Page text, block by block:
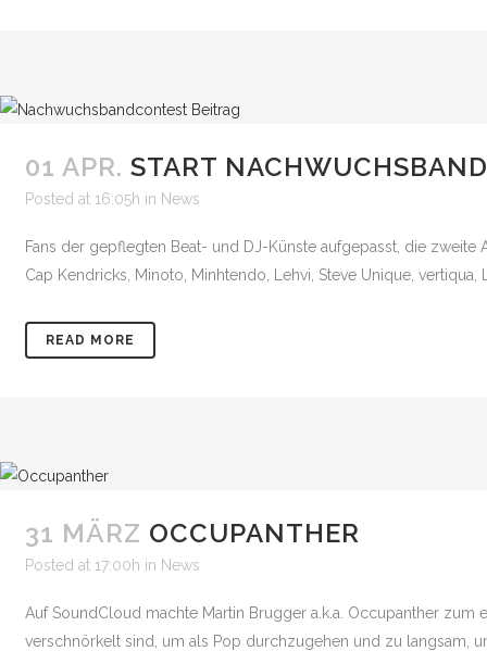
01 APR. START
Posted at 16:05h in News
Fans der gepflegten Beat- und DJ-Künste aufgepasst, die
Cap Kendricks, Minoto, Minhtendo, Lehvi, Steve Unique,
READ MORE
31 MÄRZ OCCUPANTHER
Posted at 17:00h in News
Auf SoundCloud machte Martin Brugger a.k.a. Occupanther
verschnörkelt sind, um als Pop durchzugehen und zu langsam,